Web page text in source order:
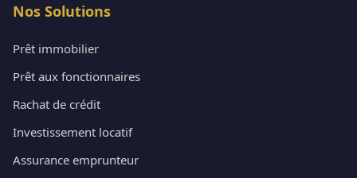
Nos Solutions
Prêt immobilier
Prêt aux fonctionnaires
Rachat de crédit
Investissement locatif
Assurance emprunteur